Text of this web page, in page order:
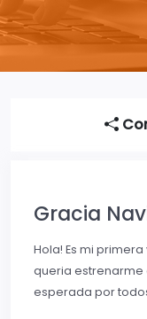
Gracia
Hola! Es mi
queria estrenarme
esperada por